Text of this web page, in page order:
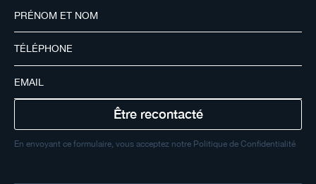
En envoyant ce formulaire, vous acceptez notre Politique de Confidentialité